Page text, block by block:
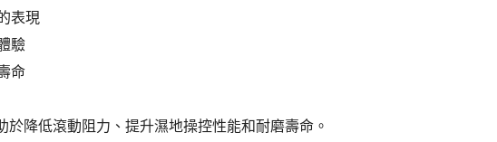
表現
驗
命
降低滾動阻力、提升濕地操控性能和耐磨壽命。